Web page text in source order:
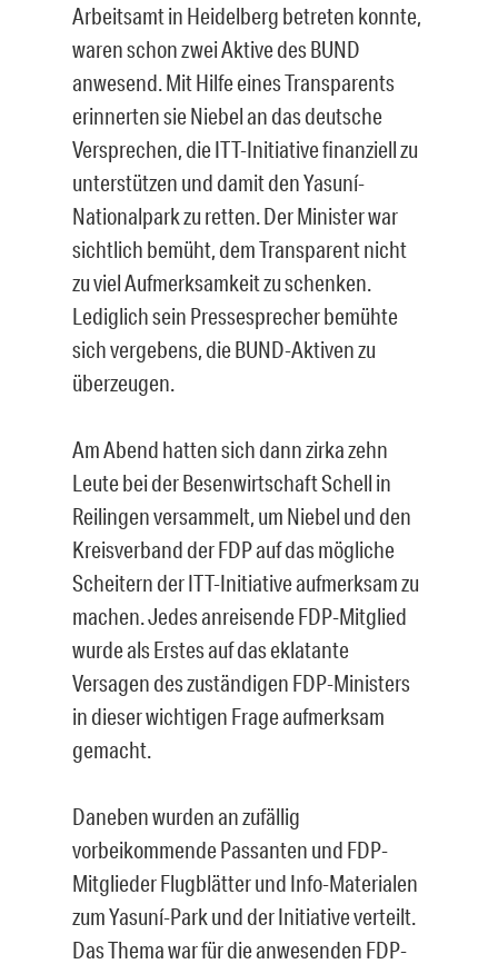
Arbeitsamt in Heidelberg betreten konnte,
waren schon zwei Aktive des BUND
anwesend. Mit Hilfe eines Transparents
erinnerten sie Niebel an das deutsche
Versprechen, die ITT-Initiative finanziell zu
unterstützen und damit den Yasuní-
Nationalpark zu retten. Der Minister war
sichtlich bemüht, dem Transparent nicht
zu viel Aufmerksamkeit zu schenken.
Lediglich sein Pressesprecher bemühte
sich vergebens, die BUND-Aktiven zu
überzeugen.
Am Abend hatten sich dann zirka zehn
Leute bei der Besenwirtschaft Schell in
Reilingen versammelt, um Niebel und den
Kreisverband der FDP auf das mögliche
Scheitern der ITT-Initiative aufmerksam zu
machen. Jedes anreisende FDP-Mitglied
wurde als Erstes auf das eklatante
Versagen des zuständigen FDP-Ministers
in dieser wichtigen Frage aufmerksam
gemacht.
Daneben wurden an zufällig
vorbeikommende Passanten und FDP-
Mitglieder Flugblätter und Info-Materialen
zum Yasuní-Park und der Initiative verteilt.
Das Thema war für die anwesenden FDP-